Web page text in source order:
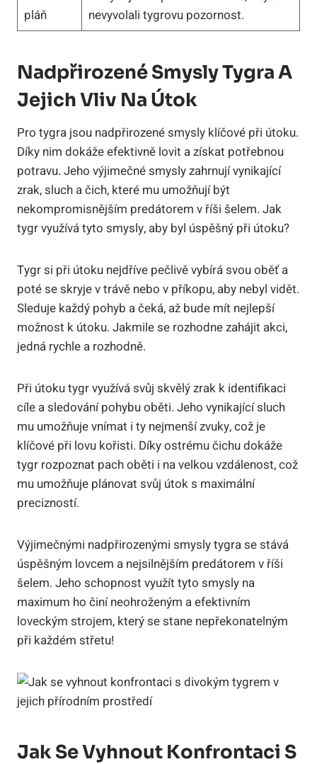
pláň
nevyvolali tygrovu pozornost.
Nadpřirozené Smysly Tygra A
Jejich Vliv Na Útok
Pro tygra jsou nadpřirozené smysly klíčové při útoku.
Díky nim dokáže efektivně lovit a získat potřebnou
potravu. Jeho výjimečné smysly zahrnují vynikající
zrak, sluch a čich, které mu umožňují být
nekompromisnějším predátorem v říši šelem. Jak
tygr využívá tyto smysly, aby byl úspěšný při útoku?
Tygr si při útoku nejdříve pečlivě vybírá svou oběť a
poté se skryje v trávě nebo v příkopu, aby nebyl vidět.
Sleduje každý pohyb a čeká, až bude mít nejlepší
možnost k útoku. Jakmile se rozhodne zahájit akci,
jedná rychle a rozhodně.
Při útoku tygr využívá svůj skvělý zrak k identifikaci
cíle a sledování pohybu oběti. Jeho vynikající sluch
mu umožňuje vnímat i ty nejmenší zvuky, což je
klíčové při lovu kořisti. Díky ostrému čichu dokáže
tygr rozpoznat pach oběti i na velkou vzdálenost, což
mu umožňuje plánovat svůj útok s maximální
precizností.
Výjimečnými nadpřirozenými smysly tygra se stává
úspěšným lovcem a nejsilnějším predátorem v říši
šelem. Jeho schopnost využít tyto smysly na
maximum ho činí neohroženým a efektivním
loveckým strojem, který se stane nepřekonatelným
při každém střetu!
Jak Se Vyhnout Konfrontaci S